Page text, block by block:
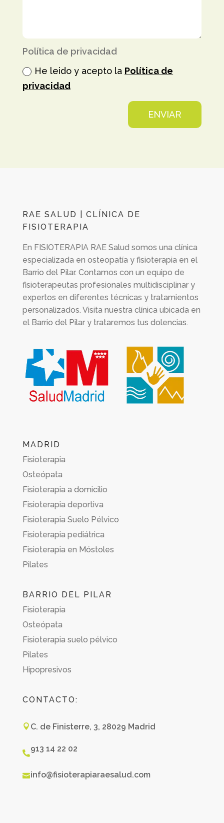
Política de privacidad
He leido y acepto la Política de
privacidad
ENVIAR
RAE SALUD | CLÍNICA DE
FISIOTERAPIA
En FISIOTERAPIA RAE Salud somos una clínica
especializada en osteopatía y fisioterapia en el
Barrio del Pilar. Contamos con un equipo de
fisioterapeutas profesionales multidisciplinar y
expertos en diferentes técnicas y tratamientos
personalizados. Visita nuestra clínica ubicada en
el Barrio del Pilar y trataremos tus dolencias.
MADRID
Fisioterapia
Osteópata
Fisioterapia a domicilio
Fisioterapia deportiva
Fisioterapia Suelo Pélvico
Fisioterapia pediátrica
Fisioterapia en Móstoles
Pilates
BARRIO DEL PILAR
Fisioterapia
Osteópata
Fisioterapia suelo pélvico
Pilates
Hipopresivos
CONTACTO:
 C. de Finisterre, 3, 28029 Madrid
913 14 22 02
info@fisioterapiaraesalud.com